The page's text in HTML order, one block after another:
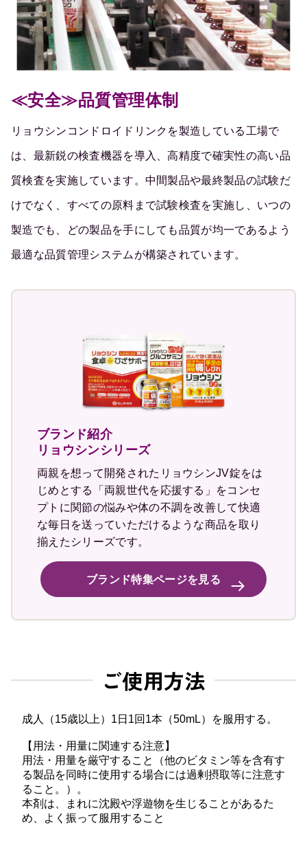
≪安全≫品質管理体制
リョウシンコンドロイドリンクを製造している工場で
は、最新鋭の検査機器を導入、高精度で確実性の高い品
質検査を実施しています。中間製品や最終製品の試験だ
けでなく、すべての原料まで試験検査を実施し、いつの
製造でも、どの製品を手にしても品質が均一であるよう
最適な品質管理システムが構築されています。
ブランド紹介
リョウシンシリーズ
両親を想って開発されたリョウシンJV錠をは
じめとする「両親世代を応援する」をコンセ
プトに関節の悩みや体の不調を改善して快適
な毎日を送っていただけるような商品を取り
揃えたシリーズです。
ブランド特集ページを見る
ご使用方法
成人（15歳以上）1日1回1本（50mL）を服用する。
【用法・用量に関連する注意】
用法・用量を厳守すること（他のビタミン等を含有す
る製品を同時に使用する場合には過剰摂取等に注意す
ること。）。
本剤は、まれに沈殿や浮遊物を生じることがあるた
め、よく振って服用すること